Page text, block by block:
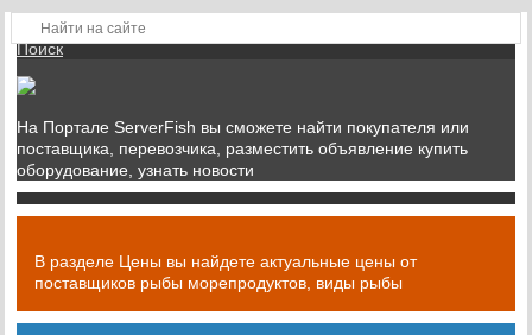
Поиск
На Портале ServerFish вы сможете найти покупателя или
поставщика, перевозчика, разместить объявление купить
оборудование, узнать новости
В разделе Цены вы найдете актуальные цены от
поставщиков рыбы морепродуктов, виды рыбы